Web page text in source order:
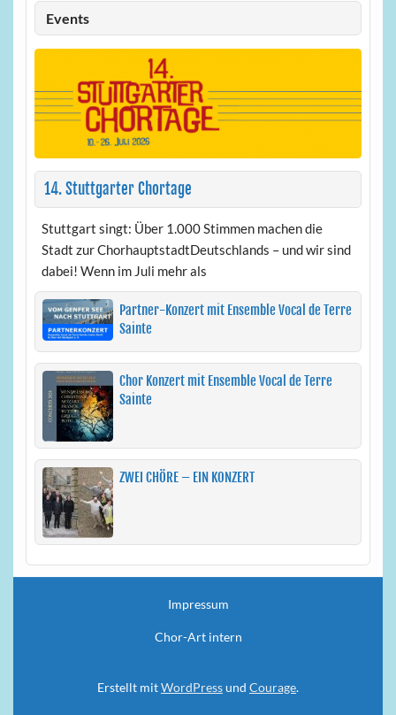
Events
14. Stuttgarter Chortage
Stuttgart singt: Über 1.000 Stimmen machen die
Stadt zur ChorhauptstadtDeutschlands – und wir sind
dabei! Wenn im Juli mehr als
Partner-Konzert mit Ensemble Vocal de Terre
Sainte
Chor Konzert mit Ensemble Vocal de Terre
Sainte
ZWEI CHÖRE – EIN KONZERT
Impressum
Chor-Art intern
Erstellt mitWordPressund Courage.